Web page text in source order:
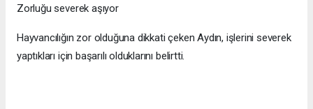
Zorluğu severek aşıyor
Hayvancılığın zor olduğuna dikkati çeken Aydın, işlerini severek
yaptıkları için başarılı olduklarını belirtti.